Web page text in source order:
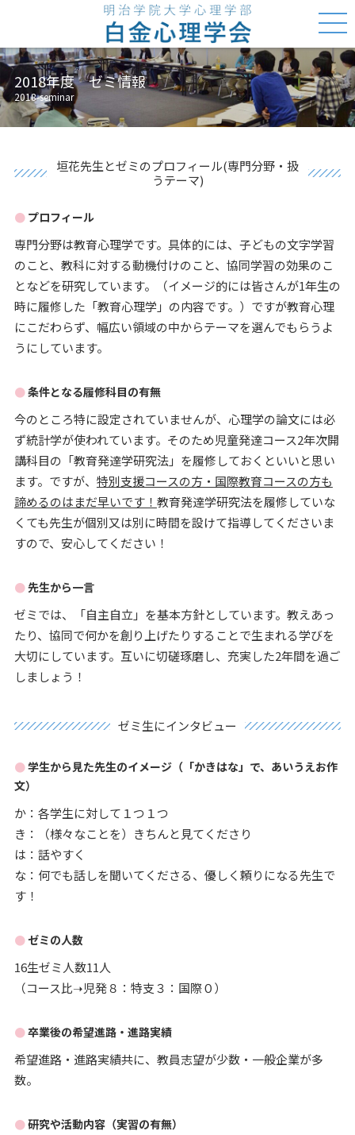
2018年度 ゼミ情報
2018-seminar
垣花先生とゼミのプロフィール(専門分野・扱
うテーマ)
プロフィール
専門分野は教育心理学です。具体的には、子どもの文字学習
のこと、教科に対する動機付けのこと、協同学習の効果のこ
となどを研究しています。（イメージ的には皆さんが1年生の
時に履修した「教育心理学」の内容です。）ですが教育心理
にこだわらず、幅広い領域の中からテーマを選んでもらうよ
うにしています。
条件となる履修科目の有無
今のところ特に設定されていませんが、心理学の論文には必
ず統計学が使われています。そのため児童発達コース2年次開
講科目の「教育発達学研究法」を履修しておくといいと思い
ます。ですが、 特別支援コースの方・国際教育コースの方も
諦めるのはまだ早いです！ 教育発達学研究法を履修していな
くても先生が個別又は別に時間を設けて指導してくださいま
すので、安心してください！
先生から一言
ゼミでは、「自主自立」を基本方針としています。教えあっ
たり、協同で何かを創り上げたりすることで生まれる学びを
大切にしています。互いに切磋琢磨し、充実した2年間を過ご
しましょう！
ゼミ生にインタビュー
学生から見た先生のイメージ（「かきはな」で、あいうえお作
文）
か：各学生に対して１つ１つ
き：（様々なことを）きちんと見てくださり
は：話やすく
な：何でも話しを聞いてくださる、優しく頼りになる先生で
す！
ゼミの人数
16生ゼミ人数11人
（コース比➝児発８：特支３：国際０）
卒業後の希望進路・進路実績
希望進路・進路実績共に、教員志望が少数・一般企業が多
数。
研究や活動内容（実習の有無）